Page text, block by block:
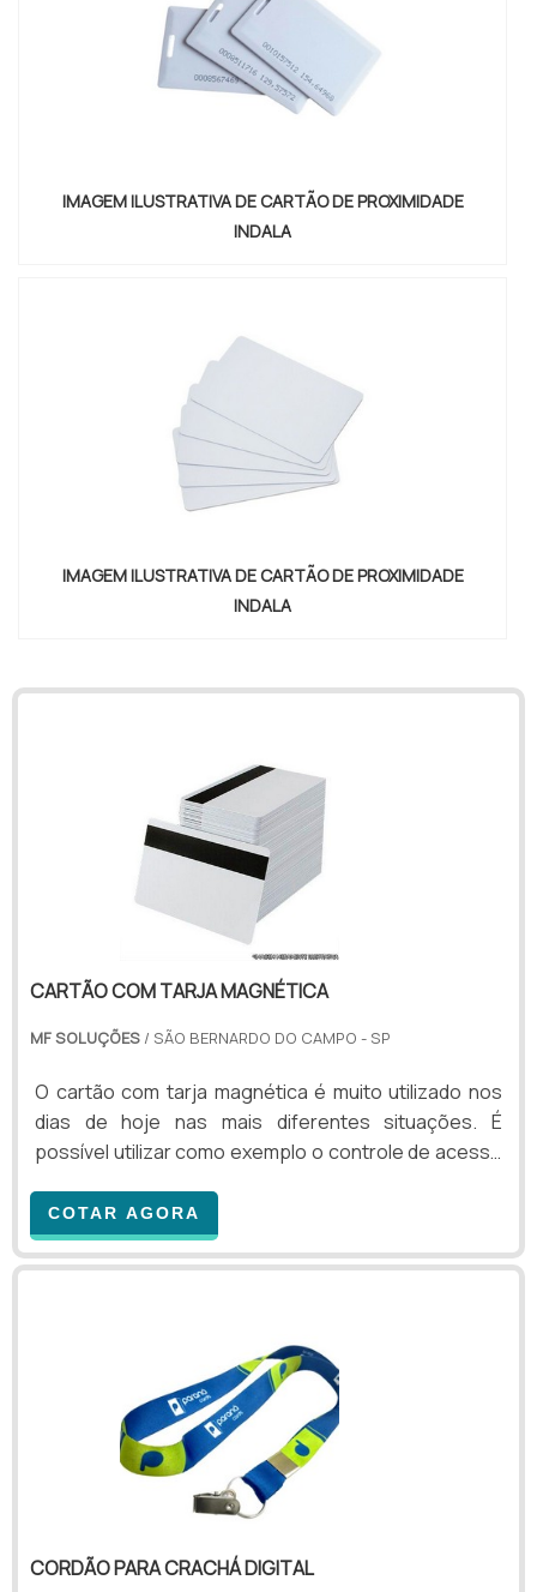
IMAGEM ILUSTRATIVA DE CARTÃO DE PROXIMIDADE
INDALA
IMAGEM ILUSTRATIVA DE CARTÃO DE PROXIMIDADE
INDALA
CARTÃO COM TARJA MAGNÉTICA
MF SOLUÇÕES / SÃO BERNARDO DO CAMPO - SP
O cartão com tarja magnética é muito utilizado nos
dias de hoje nas mais diferentes situações. É
possível utilizar como exemplo o controle de acesso
evento. Os cartões com tarja magnética são
utilizados na liberação de catracas de acesso ou
portas, permitindo que a pessoa chegue a outros
acessoAlém disso, esse tipo de cartão pode ser
utilizado também por pessoas que possuem
COTAR AGORA
CORDÃO PARA CRACHÁ DIGITAL